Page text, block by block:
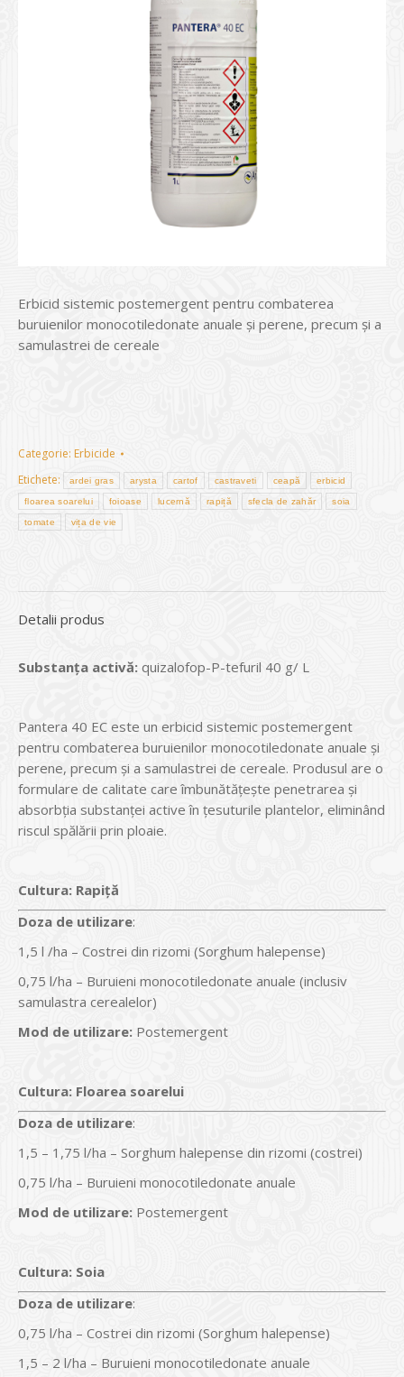
Erbicid sistemic postemergent pentru combaterea
buruienilor monocotiledonate anuale și perene, precum și a
samulastrei de cereale
Categorie: Erbicide
Etichete:
ardei gras arysta cartof castraveti ceapă erbicid
floarea soarelui foioase lucernă rapiță sfecla de zahăr soia
tomate vița de vie
Detalii produs
Substanța activă: quizalofop-P-tefuril 40 g/ L
Pantera 40 EC este un erbicid sistemic postemergent
pentru combaterea buruienilor monocotiledonate anuale și
perene, precum și a samulastrei de cereale. Produsul are o
formulare de calitate care îmbunătățește penetrarea și
absorbția substanței active în țesuturile plantelor, eliminând
riscul spălării prin ploaie.
Cultura: Rapiţă
Doza de utilizare:
1,5 l /ha – Costrei din rizomi (Sorghum halepense)
0,75 l/ha – Buruieni monocotiledonate anuale (inclusiv
samulastra cerealelor)
Mod de utilizare: Postemergent
Cultura: Floarea soarelui
Doza de utilizare:
1,5 – 1,75 l/ha – Sorghum halepense din rizomi (costrei)
0,75 l/ha – Buruieni monocotiledonate anuale
Mod de utilizare: Postemergent
Cultura: Soia
Doza de utilizare:
0,75 l/ha – Costrei din rizomi (Sorghum halepense)
1,5 – 2 l/ha – Buruieni monocotiledonate anuale